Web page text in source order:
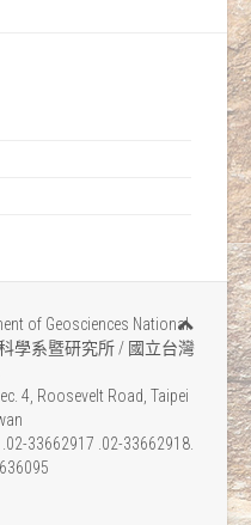
of Geosciences National
學系暨研究所 / 國立台灣
4, Roosevelt Road, Taipei
33662917 .02-33662918.